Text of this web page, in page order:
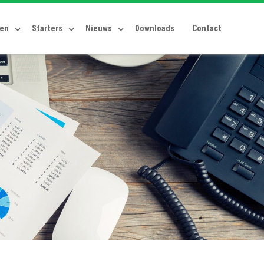
Starters Nieuws Downloads Contact